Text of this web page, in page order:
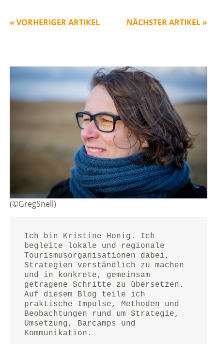
NÄCHSTER ARTIKEL »
« VORHERIGER ARTIKEL
(©GregSnell)
Ich bin Kristine Honig. Ich
begleite lokale und regionale
Tourismusorganisationen dabei,
Strategien verständlich zu machen
und in konkrete, gemeinsam
getragene Schritte zu übersetzen.
Auf diesem Blog teile ich
praktische Impulse, Methoden und
Beobachtungen rund um Strategie,
Umsetzung, Barcamps und
Kommunikation.